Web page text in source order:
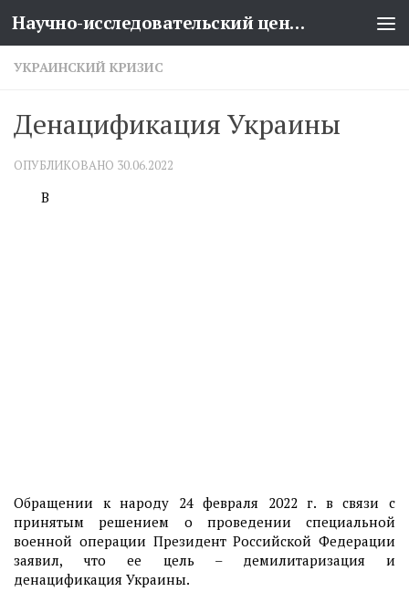
Перейти к содержимому Научно-исследовательский центр проблем национальной безопасности
УКРАИНСКИЙ КРИЗИС
Денацификация Украины
ОПУБЛИКОВАНО 30.06.2022
В
Обращении к народу 24 февраля 2022 г. в связи с
принятым решением о проведении специальной
военной операции Президент Российской Федерации
заявил, что ее цель – демилитаризация и
денацификация Украины.